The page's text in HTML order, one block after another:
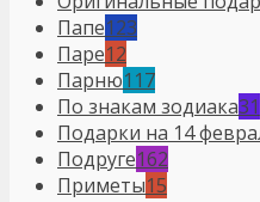
Папе123
Паре12
Парню117
По знакам зодиака31
Подарки на 14
Подруге162
Приметы15